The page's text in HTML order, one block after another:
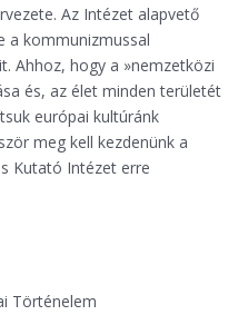
Az Intézet alapvető
a kommunizmussal
Ahhoz, hogy a »nemzetközi
és, az élet minden területét
európai kultúránk
meg kell kezdenünk a
Kutató Intézet erre
Történelem